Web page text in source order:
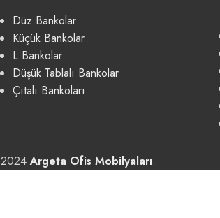
Düz Bankolar
Küçük Bankolar
L Bankolar
Düşük Tablalı Bankolar
Çıtalı Bankoları
2024Argeta Ofis Mobilyaları.